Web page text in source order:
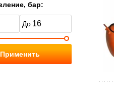
бар:
Применить